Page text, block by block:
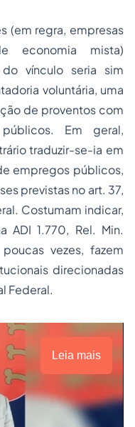
(em regra, empresas
economia mista)
vínculo seria sim
voluntária, uma
de proventos com
Em geral,
traduzir-se-ia em
empregos públicos,
previstas no art. 37,
Costumam indicar,
ADI 1.770, Rel. Min.
vezes, fazem
direcionadas
Federal.
Leia mais